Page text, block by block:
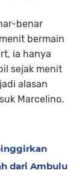
benar
bermain
ia hanya
sejak menit
alasan
Marcelino.
dari Ambulu